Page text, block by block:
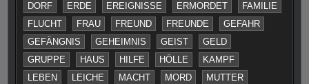
DORF ERDE EREIGNISSE ERMORDET
FAMILIE
FLUCHT
FRAU FREUND FREUNDE
GEFAHR
GEFÄNGNIS
GEHEIMNIS GEIST
GELD
GRUPPE
HAUS HILFE HÖLLE
KAMPF
LEBEN
LEICHE MACHT MORD
MUTTER